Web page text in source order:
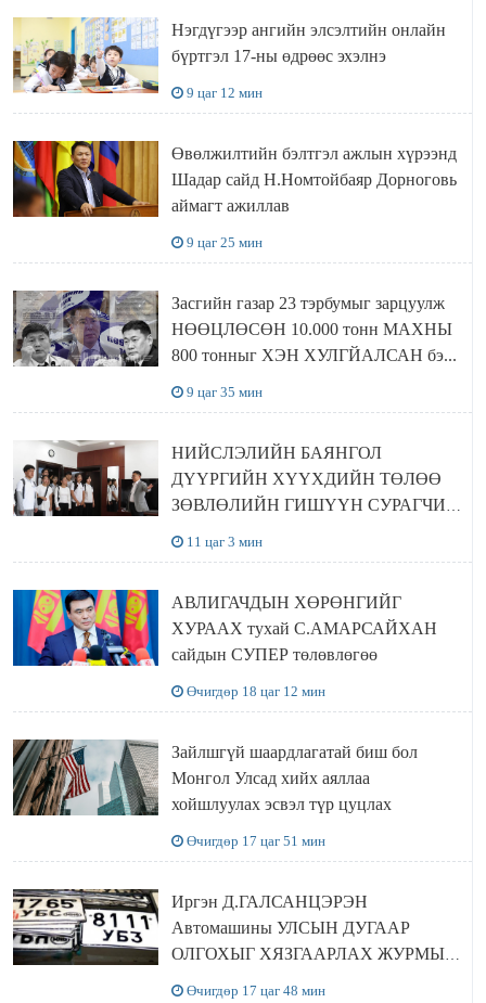
Нэгдүгээр ангийн элсэлтийн онлайн
бүртгэл 17-ны өдрөөс эхэлнэ
9 цаг 12 мин
Өвөлжилтийн бэлтгэл ажлын хүрээнд
Шадар сайд Н.Номтойбаяр Дорноговь
аймагт ажиллав
9 цаг 25 мин
Засгийн газар 23 тэрбумыг зарцуулж
НӨӨЦЛӨСӨН 10.000 тонн МАХНЫ
800 тонныг ХЭН ХУЛГЙАЛСАН бэ...
9 цаг 35 мин
НИЙСЛЭЛИЙН БАЯНГОЛ
ДҮҮРГИЙН ХҮҮХДИЙН ТӨЛӨӨ
ЗӨВЛӨЛИЙН ГИШҮҮН СУРАГЧИД
11 цаг 3 мин
АВЛИГАЧДЫН ХӨРӨНГИЙГ
ХУРААХ тухай С.АМАРСАЙХАН
сайдын СУПЕР төлөвлөгөө
Өчигдөр 18 цаг 12 мин
Зайлшгүй шаардлагатай биш бол
Монгол Улсад хийх аяллаа
хойшлуулах эсвэл түр цуцлах
Өчигдөр 17 цаг 51 мин
Иргэн Д.ГАЛСАНЦЭРЭН
Автомашины УЛСЫН ДУГААР
ОЛГОХЫГ ХЯЗГААРЛАХ ЖУРМЫГ
Өчигдөр 17 цаг 48 мин